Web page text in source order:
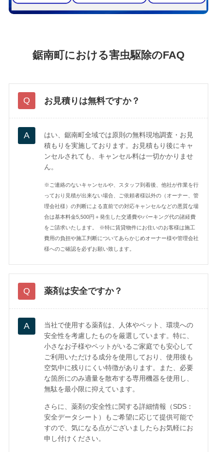
鋸南町における害虫駆除のFAQ
お見積りは無料ですか？
はい、鋸南町全域では原則の無料現地調査・お見
積もりを実施しております。お見積もり後にキャ
ンセルされても、キャンセル料は一切かかりませ
ん。
※ご連絡のないキャンセルや、スタッフ到着後、他社が作業を行
っており見積が出来ない場合、ご依頼者様以外の（オーナー、管
理会社様）の判断による直前での対応キャンセルなどの悪質な場
合は基本料金5,500円＋発生した交通費やパーキング代の諸経費
をご請求いたします。
※特に賃貸物件にお住いのお客様は施工
費用の負担や施工判断についてあらかじめオーナー様や管理会社
様へのご確認を必ずお願い致します。
薬剤は安全ですか？
当社で使用する薬剤は、人体やペット、環境への
安全性を考慮したものを厳選しています。特に、
小さなお子様やペットがいるご家庭でも安心して
ご利用いただける成分を使用しており、使用後も
空気中に残りにくい特徴があります。また、必要
な箇所にのみ適量を散布する専用機器を使用し、
無駄を最小限に抑えています。
さらに、薬剤の安全性に関する詳細情報（SDS：
安全データシート）もご希望に応じて提供可能で
すので、気になる点がございましたらお気軽にお
申し付けください。